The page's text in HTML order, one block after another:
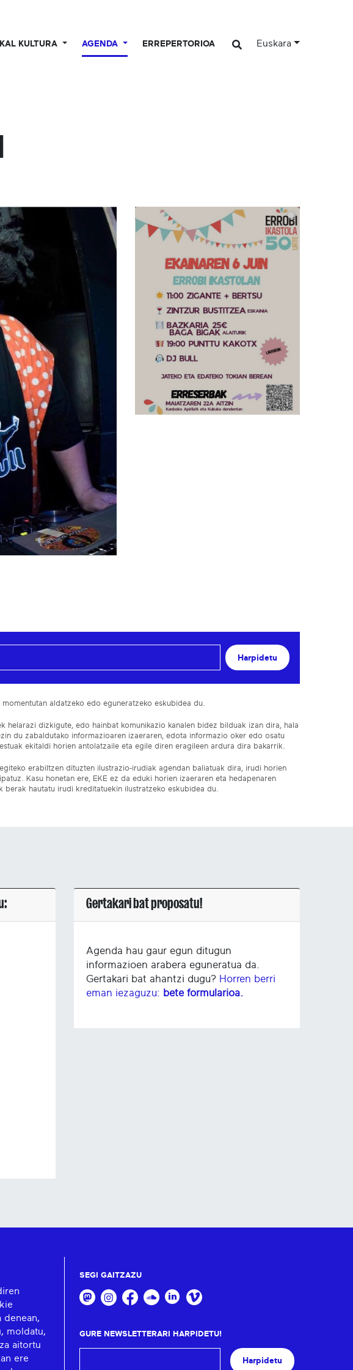
KULTURA AGENDA ERREPERTORIOA Euskara
Harpidetu
aldatzeko edo eguneratzeko eskubidea du.
dizkigute, edo hainbat komunikazio kanalen bidez bilduak izan dira, hala
du zabaldutako informazioaren izaeraren, edota informazio oker edo osatu
ekitaldi horien antolatzaile eta egile diren eragileen ardura dira bakarrik.
erabiltzen dituzten ilustrazio-irudiak agendan baliatuak dira, irudi horien
Kasu honetan ere, EKE ez da eduki horien izaeraren eta hedapenaren
hautatu irudi kreditatuekin ilustratzeko eskubidea du.
Gertakari bat proposatu!
Agenda hau gaur egun ditugun
informazioen arabera eguneratua da.
Gertakari bat ahantzi dugu? Horren berri
eman iezaguzu: bete formularioa.
denean,
moldatu,
aitortu
ere
SEGI GAITZAZU
GURE NEWSLETTERARI HARPIDETU!
Harpidetu